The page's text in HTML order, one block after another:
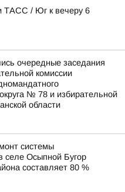
ТАСС / Юг к вечеру 6
очередные заседания
комиссии
№ 78 и избирательной
области
системы
селе Осыпной Бугор
составляет 80 %